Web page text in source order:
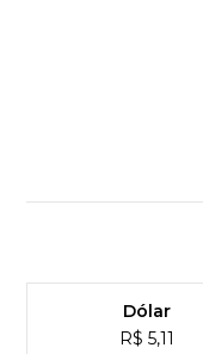
Dólar
R$ 5,11